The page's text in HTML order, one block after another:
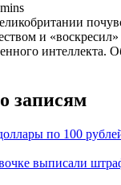
и
интеллекта.
записям
по 100
выписали